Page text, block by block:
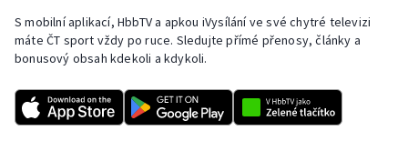
S mobilní aplikací, HbbTV a apkou iVysílání ve své chytré televizi
máte ČT sport vždy po ruce. Sledujte přímé přenosy, články a
bonusový obsah kdekoli a kdykoli.